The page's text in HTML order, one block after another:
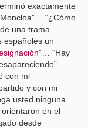
exactamente
“¿Cómo
de una trama
españoles un
”… “Hay
con mi
y con mi
usted ninguna
en el
desde